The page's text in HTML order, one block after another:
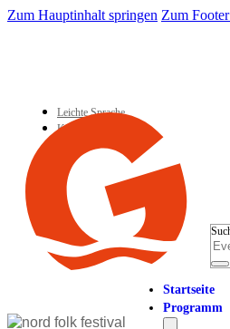
Zum Hauptinhalt springen Zum
Leichte Sprache
Kontakt
Startseite
Programm